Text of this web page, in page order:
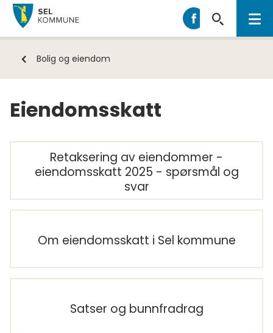
Sel
kommune
Sel
Du
Bolig og eiendom
Eiendomsskatt
Retaksering av eiendommer -
eiendomsskatt 2025 - spørsmål og
svar
Om eiendomsskatt i Sel kommune
Satser og bunnfradrag